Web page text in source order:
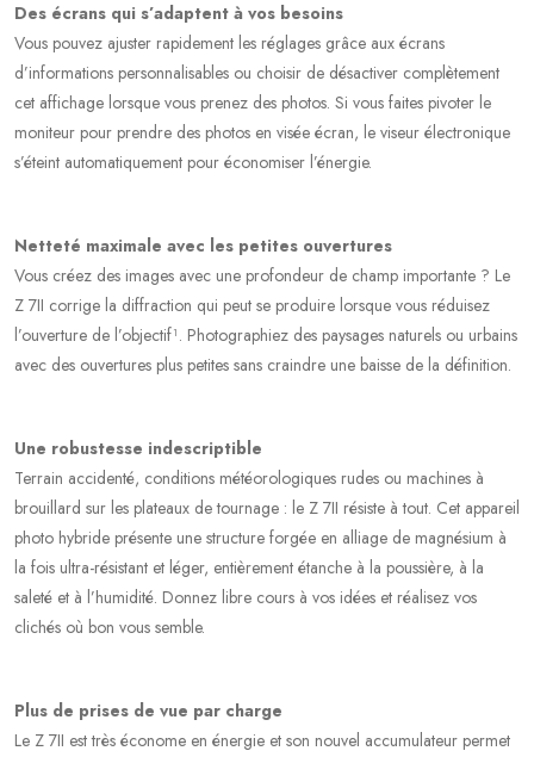
Des écrans qui s’adaptent à vos besoins
Vous pouvez ajuster rapidement les réglages grâce aux écrans
d’informations personnalisables ou choisir de désactiver complètement
cet affichage lorsque vous prenez des photos. Si vous faites pivoter le
moniteur pour prendre des photos en visée écran, le viseur électronique
s’éteint automatiquement pour économiser l’énergie.
Netteté maximale avec les petites ouvertures
Vous créez des images avec une profondeur de champ importante ? Le
Z 7II corrige la diffraction qui peut se produire lorsque vous réduisez
l’ouverture de l’objectif¹. Photographiez des paysages naturels ou urbains
avec des ouvertures plus petites sans craindre une baisse de la définition.
Une robustesse indescriptible
Terrain accidenté, conditions météorologiques rudes ou machines à
brouillard sur les plateaux de tournage : le Z 7II résiste à tout. Cet appareil
photo hybride présente une structure forgée en alliage de magnésium à
la fois ultra-résistant et léger, entièrement étanche à la poussière, à la
saleté et à l’humidité. Donnez libre cours à vos idées et réalisez vos
clichés où bon vous semble.
Plus de prises de vue par charge
Le Z 7II est très économe en énergie et son nouvel accumulateur permet